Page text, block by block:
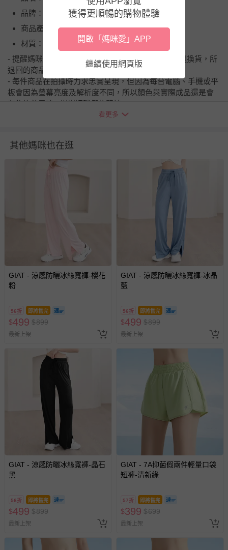
品牌：GIAT
商品產地（國）：台灣
材質：100%聚酯纖維
- 提醒媽咪七天猶豫期並非七天試用期喔~ 媽咪如欲退換貨，所
退回的商品必須是全新的狀態、並且完整包裝。
- 每件商品在拍攝時力求忠實呈現，但因為每台電腦、手機或平
板會因為螢幕亮度及解析度不同，所以顏色與實際成品還是會
有些許差異唷~ 謝謝媽咪們的體諒。
並非試用期，您所退回的商品必須是未經使用的全新狀態，
如需退換貨，請於收到商品7天（含例假日內提出），如為
瑕疵退換貨所產生的運費，將由媽咪愛負責處理，若非瑕疵
退貨，您可至『查詢訂單』>『已出貨』中查詢該筆訂單，
並點選『我要退貨』即可進行申請。若有相關退貨問題，請
針對滿件折/滿額贈…等活動，如因部份退貨，而該訂單保
留商品未達活動門檻，將以原價計算，活動贈品亦需一併退
部分商品依據消費者保護法的規定，不適用七天鑑賞期/猶
豫期範圍：
易於腐敗、保存期限較短或解約時即將逾期（例如生鮮
客製化商品（例如客製生日書、姓名貼等）。
報紙、期刊或雜誌（惟書籍如經拆封、使用，則酌收整
新費用）。
經消費者拆封之影音商品或電腦軟體（例如 DVD、CD
等）。
非以有形媒介提供之數位內容或一經提供即為完成之線
上服務，經消費者事先同意始提供（例如線上課程、遊
戲或活動點數等）。
已拆封之以下類型商品：
-個人衛生用品（例如尿布、貼身衣物、泳裝、襪子、地
-新生兒親膚衣物（嬰幼兒包巾與背巾、包屁衣、學習
褲、紗布衣等）。
-接觸性孕哺產品（奶嘴、奶瓶、擠乳器、哺乳衣、托腹
-其他原廠盒裝商品封口處已貼上「不可拆封」，或具警
看更多
其他媽咪也在逛
GIAT - 涼感防曬冰絲寬褲-櫻花
粉
56折 即將售完
$499 $899
最新上架
GIAT - 涼感防曬冰絲寬褲-冰晶
藍
56折 即將售完
$499 $899
最新上架
GIAT - 涼感防曬冰絲寬褲-晶石
黑
56折 即將售完
$499 $899
最新上架
GIAT - 7A抑菌假兩件輕量口袋
短褲-清新綠
57折 即將售完
$399 $699
最新上架
獲得更順暢的購物體驗
開啟「媽咪愛」APP
繼續使用網頁版